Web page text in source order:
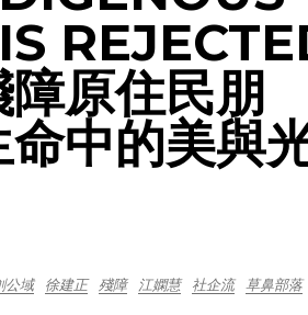
原住民朋
中的美與
公域 徐建正 殘障 江嫻慧 社企流 草鼻部落